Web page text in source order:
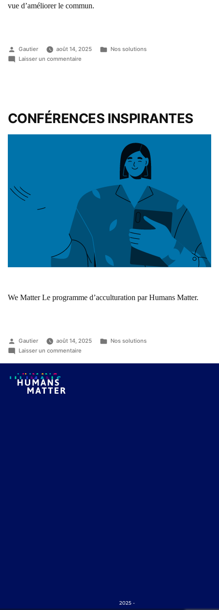
vue d’améliorer le commun.
Gautier août 14, 2025
Nos solutions
Laisser un commentaire
CONFÉRENCES INSPIRANTES
We Matter Le programme d’acculturation par Humans Matter.
Gautier août 14, 2025
Nos solutions
Laisser un commentaire
2025 -